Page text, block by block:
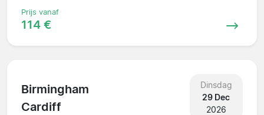
Prijs vanaf
114 €
Birmingham
Cardiff
Dinsdag
29 Dec
2026